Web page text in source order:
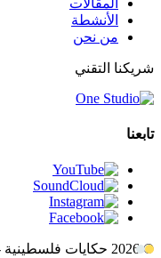
المقالات
الأنشطة
من نحن
شريكنا التقني
تابعنا
© 2026 حكايات فلسطينية - جميع الحقوق محفوظة.